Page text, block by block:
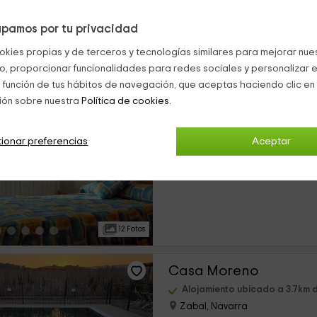
por tu privacidad
propias y de terceros y tecnologías similares para mejorar
proporcionar funcionalidades para redes sociales y personalizar
de tus hábitos de navegación, que aceptas haciendo clic
sobre nuestra Política de cookies.
Aceptar
preferencias
12 Fotos
Garayalde I
0 opiniones
Casa Moreno
Alojamiento ubicado a 3.7km
Zabal, Navarra